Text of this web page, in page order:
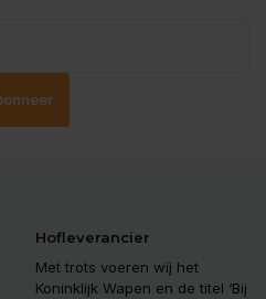
Hofleverancier
Met trots voeren wij het
Koninklijk Wapen en de titel ‘Bij